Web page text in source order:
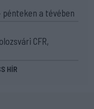
pénteken a tévében
CFR,
HÍR